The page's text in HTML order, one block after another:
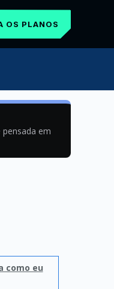
OS PLANOS
em
como eu